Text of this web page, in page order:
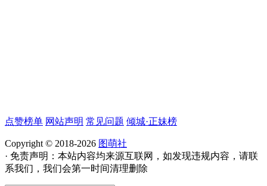
点赞榜单 网站声明 常见问题 倾城·正妹榜
Copyright © 2018-2026 图萌社
· 免责声明：本站内容均来源互联网，如发现违规内容，请联
系我们，我们会第一时间清理删除